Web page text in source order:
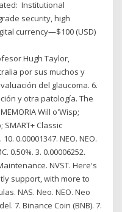
Institutional
security, high
currency—$100 (USD)
Hugh Taylor,
por sus muchos y
del glaucoma. 6.
y otra patología. The
Will o'Wisp;
SMART+ Classic
0.00001347. NEO. NEO.
0.50%. 3. 0.00006252.
NVST. Here's
support, with more to
NAS. Neo. NEO. Neo
7. Binance Coin (BNB). 7.